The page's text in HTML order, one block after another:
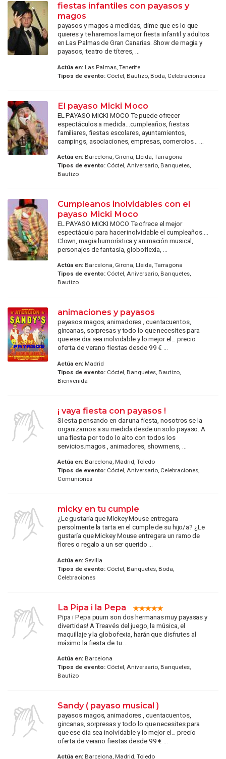
fiestas infantiles con payasos y
magos
payasos y magos a medidas, dime que es lo que
quieres y te haremos la mejor fiesta infantil y adultos
en Las Palmas de Gran Canarias. Show de magia y
payasos, teatro de títeres, ...
Actúa en:Las Palmas, Tenerife
Tipos de evento:Cóctel, Bautizo, Boda, Celebraciones
El payaso Micki Moco
EL PAYASO MICKI MOCO Te puede ofrecer
espectáculos a medida…cumpleaños, fiestas
familiares, fiestas escolares, ayuntamientos,
campings, asociaciones, empresas, comercios... ...
Actúa en:Barcelona, Girona, Lleida, Tarragona
Tipos de evento:Cóctel, Aniversario, Banquetes,
Bautizo
Cumpleaños inolvidables con el
payaso Micki Moco
EL PAYASO MICKI MOCO Te ofrece el mejor
espectáculo para hacer inolvidable el cumpleaños....
Clown, magia humorística y animación musical,
personajes de fantasía, globoflexia, ...
Actúa en:Barcelona, Girona, Lleida, Tarragona
Tipos de evento:Cóctel, Aniversario, Banquetes,
Bautizo
animaciones y payasos
payasos magos, animadores , cuentacuentos,
gincanas, sorpresas y todo lo que necesites para
que ese dia sea inolvidable y lo mejor el... precio
oferta de verano fiestas desde 99 € ...
Actúa en:Madrid
Tipos de evento:Cóctel, Banquetes, Bautizo,
Bienvenida
¡ vaya fiesta con payasos !
Si esta pensando en dar una fiesta, nosotros se la
organizamos a su medida desde un solo payaso. A
una fiesta por todo lo alto con todos los
servicios.magos , animadores, showmens, ...
Actúa en:Barcelona, Madrid, Toledo
Tipos de evento:Cóctel, Aniversario, Celebraciones,
Comuniones
micky en tu cumple
¿Le gustaría que Mickey Mouse entregara
persolmente la tarta en el cumple de su hijo/a? ¿Le
gustaría que Mickey Mouse entregara un ramo de
flores o regalo a un ser querido ...
Actúa en:Sevilla
Tipos de evento:Cóctel, Banquetes, Boda,
Celebraciones
La Pipa i la Pepa
Pipa i Pepa puum son dos hermanas muy payasas y
divertidas! A Treavés del juego, la música, el
maquillaje y la globofexia, harán que disfrutes al
máximo la fiesta de tu ...
Actúa en:Barcelona
Tipos de evento:Cóctel, Aniversario, Banquetes,
Bautizo
Sandy ( payaso musical )
payasos magos, animadores , cuentacuentos,
gincanas, sorpresas y todo lo que necesites para
que ese dia sea inolvidable y lo mejor el... precio
oferta de verano fiestas desde 99 € ...
Actúa en:Barcelona, Madrid, Toledo